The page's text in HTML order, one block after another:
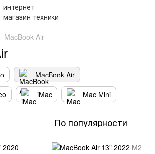
MacBook Air
MacBook Air
iMac Mac Mini
По популярности